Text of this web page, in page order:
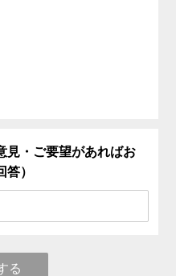
見・ご要望があればお
）
る